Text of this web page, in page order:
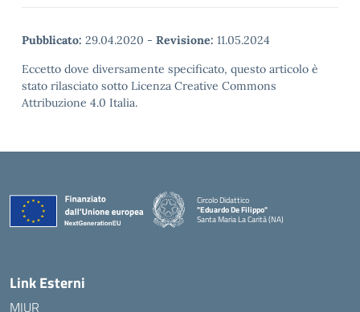
Pubblicato: 29.04.2020 - Revisione: 11.05.2024
Eccetto dove diversamente specificato, questo articolo è
stato rilasciato sotto Licenza Creative Commons
Attribuzione 4.0 Italia.
Circolo Didattico
"Eduardo De Filippo"
Santa Maria La Carità (NA)
Link Esterni
MIUR